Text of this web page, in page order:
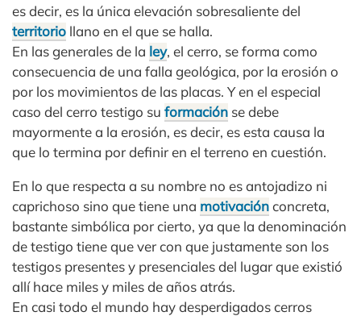
es decir, es la única elevación sobresaliente del
territorio llano en el que se halla.
En las generales de la ley, el cerro, se forma como
consecuencia de una falla geológica, por la erosión o
por los movimientos de las placas. Y en el especial
caso del cerro testigo su formación se debe
mayormente a la erosión, es decir, es esta causa la
que lo termina por definir en el terreno en cuestión.
En lo que respecta a su nombre no es antojadizo ni
caprichoso sino que tiene una motivaciónconcreta,
bastante simbólica por cierto, ya que la denominación
de testigo tiene que ver con que justamente son los
testigos presentes y presenciales del lugar que existió
allí hace miles y miles de años atrás.
En casi todo el mundo hay desperdigados cerros